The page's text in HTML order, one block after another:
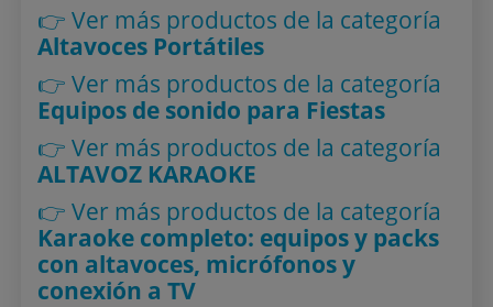
👉 Ver más productos de la categoría
Altavoces Portátiles
👉 Ver más productos de la categoría
Equipos de sonido para Fiestas
👉 Ver más productos de la categoría
ALTAVOZ KARAOKE
👉 Ver más productos de la categoría
Karaoke completo: equipos y packs
con altavoces, micrófonos y
conexión a TV